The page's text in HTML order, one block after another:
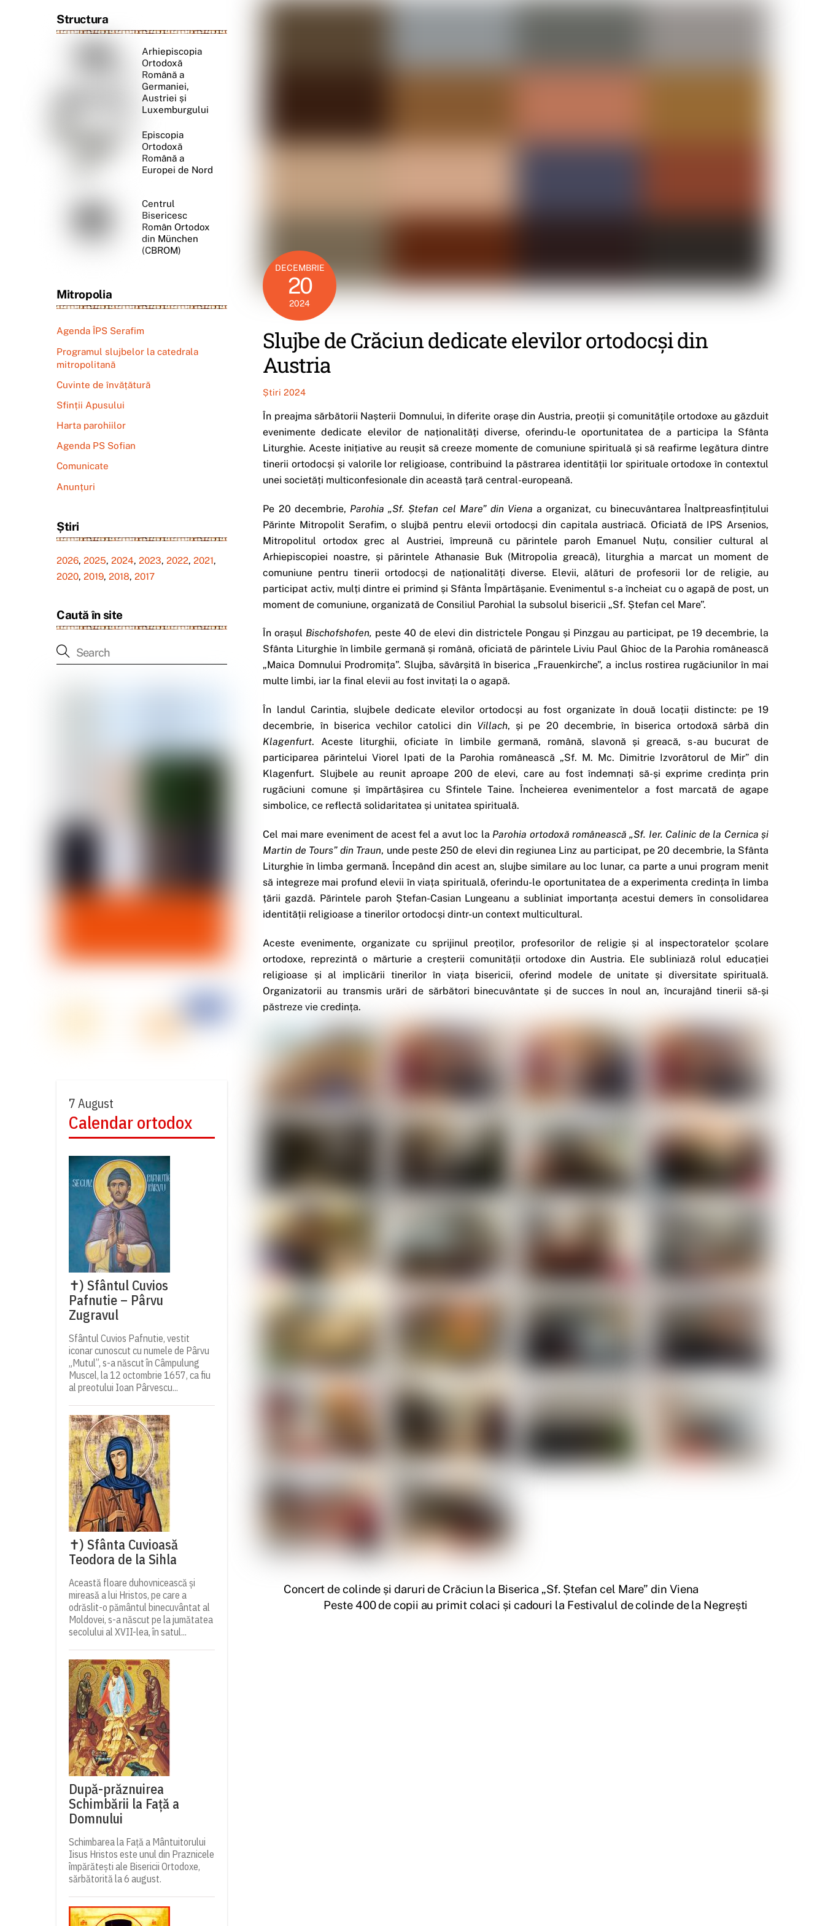
DECEMBRIE
20
2024
Slujbe de Crăciun dedicate elevilor ortodocși din
Austria
Știri 2024
În preajma sărbătorii Nașterii Domnului, în diferite orașe din Austria, preoții și comunitățile ortodoxe au găzduit
evenimente dedicate elevilor de naționalități diverse, oferindu-le oportunitatea de a participa la Sfânta
Liturghie. Aceste inițiative au reușit să creeze momente de comuniune spirituală și să reafirme legătura dintre
tinerii ortodocși și valorile lor religioase, contribuind la păstrarea identității lor spirituale ortodoxe în contextul
unei societăți multiconfesionale din această țară central-europeană.
Pe 20 decembrie, Parohia „Sf. Ștefan cel Mare” din Viena a organizat, cu binecuvântarea Înaltpreasfințitului
Părinte Mitropolit Serafim, o slujbă pentru elevii ortodocși din capitala austriacă. Oficiată de IPS Arsenios,
Mitropolitul ortodox grec al Austriei, împreună cu părintele paroh Emanuel Nuțu, consilier cultural al
Arhiepiscopiei noastre, și părintele Athanasie Buk (Mitropolia greacă), liturghia a marcat un moment de
comuniune pentru tinerii ortodocși de naționalități diverse. Elevii, alături de profesorii lor de religie, au
participat activ, mulți dintre ei primind și Sfânta Împărtășanie. Evenimentul s-a încheiat cu o agapă de post, un
moment de comuniune, organizată de Consiliul Parohial la subsolul bisericii „Sf. Ștefan cel Mare”.
În orașul Bischofshofen, peste 40 de elevi din districtele Pongau și Pinzgau au participat, pe 19 decembrie, la
Sfânta Liturghie în limbile germană și română, oficiată de părintele Liviu Paul Ghioc de la Parohia românească
„Maica Domnului Prodromița”. Slujba, săvârșită în biserica „Frauenkirche”, a inclus rostirea rugăciunilor în mai
multe limbi, iar la final elevii au fost invitați la o agapă.
În landul Carintia, slujbele dedicate elevilor ortodocși au fost organizate în două locații distincte: pe 19
decembrie, în biserica vechilor catolici din Villach, și pe 20 decembrie, în biserica ortodoxă sârbă din
Klagenfurt. Aceste liturghii, oficiate în limbile germană, română, slavonă și greacă, s-au bucurat de
participarea părintelui Viorel Ipati de la Parohia românească „Sf. M. Mc. Dimitrie Izvorâtorul de Mir” din
Klagenfurt. Slujbele au reunit aproape 200 de elevi, care au fost îndemnați să-și exprime credința prin
rugăciuni comune și împărtășirea cu Sfintele Taine. Încheierea evenimentelor a fost marcată de agape
simbolice, ce reflectă solidaritatea și unitatea spirituală.
Cel mai mare eveniment de acest fel a avut loc la Parohia ortodoxă românească „Sf. Ier. Calinic de la Cernica și
Martin de Tours” din Traun, unde peste 250 de elevi din regiunea Linz au participat, pe 20 decembrie, la Sfânta
Liturghie în limba germană. Începând din acest an, slujbe similare au loc lunar, ca parte a unui program menit
să integreze mai profund elevii în viața spirituală, oferindu-le oportunitatea de a experimenta credința în limba
țării gazdă. Părintele paroh Ștefan-Casian Lungeanu a subliniat importanța acestui demers în consolidarea
identității religioase a tinerilor ortodocși dintr-un context multicultural.
Aceste evenimente, organizate cu sprijinul preoților, profesorilor de religie și al inspectoratelor școlare
ortodoxe, reprezintă o mărturie a creșterii comunității ortodoxe din Austria. Ele subliniază rolul educației
religioase și al implicării tinerilor în viața bisericii, oferind modele de unitate și diversitate spirituală.
Organizatorii au transmis urări de sărbători binecuvântate și de succes în noul an, încurajând tinerii să-și
păstreze vie credința.
Concert de colinde și daruri de Crăciun la Biserica „Sf. Ștefan cel Mare” din Viena
Peste 400 de copii au primit colaci și cadouri la Festivalul de colinde de la Negrești
Structura
Arhiepiscopia
Ortodoxă
Română a
Germaniei,
Austriei și
Luxemburgului
Episcopia
Ortodoxă
Română a
Europei de Nord
Centrul
Bisericesc
Român Ortodox
din München
(CBROM)
Mitropolia
Agenda ÎPS Serafim
Programul slujbelor la catedrala
mitropolitană
Cuvinte de învățătură
Sfinții Apusului
Harta parohiilor
Agenda PS Sofian
Comunicate
Anunțuri
Știri
2026, 2025, 2024, 2023, 2022, 2021,
2020, 2019, 2018, 2017
Caută în site
7 August
Calendar ortodox
✝) Sfântul Cuvios
Pafnutie – Pârvu
Zugravul
Sfântul Cuvios Pafnutie, vestit
iconar cunoscut cu numele de Pârvu
„Mutul”, s-a născut în Câmpulung
Muscel, la 12 octombrie 1657, ca fiu
al preotului Ioan Pârvescu...
✝) Sfânta Cuvioasă
Teodora de la Sihla
Această floare duhovnicească și
mireasă a lui Hristos, pe care a
odrăslit-o pământul binecuvântat al
Moldovei, s-a născut pe la jumătatea
secolului al XVII-lea, în satul...
După-prăznuirea
Schimbării la Față a
Domnului
Schimbarea la Față a Mântuitorului
Iisus Hristos este unul din Praznicele
împărătești ale Bisericii Ortodoxe,
sărbătorită la 6 august.